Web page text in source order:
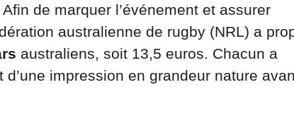
de marquer l’événement et assurer
australienne de rugby (NRL) a
australiens, soit 13,5 euros. Chacun a
impression en grandeur nature